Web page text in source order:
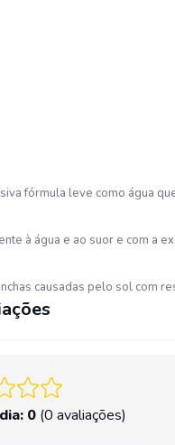
fórmula leve como água
à água e ao suor e com a
causadas pelo sol com
0 (0 avaliações)